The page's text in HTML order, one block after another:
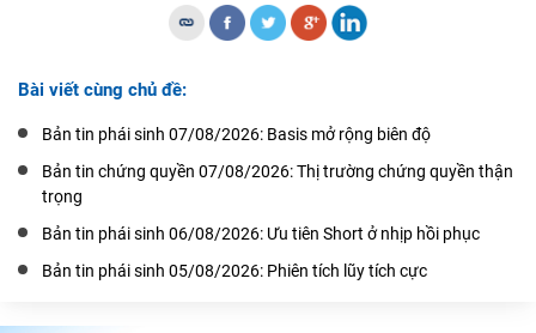
Bài viết cùng chủ đề:
Bản tin phái sinh 07/08/2026: Basis mở rộng biên độ
Bản tin chứng quyền 07/08/2026: Thị trường chứng quyền thận
trọng
Bản tin phái sinh 06/08/2026: Ưu tiên Short ở nhịp hồi phục
Bản tin phái sinh 05/08/2026: Phiên tích lũy tích cực